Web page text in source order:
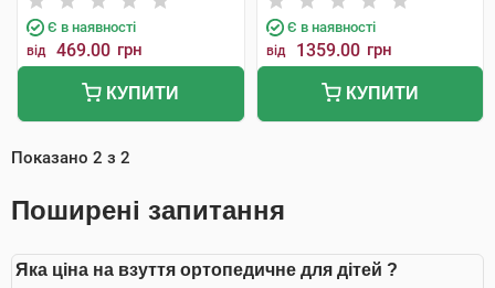
Є в наявності
від 469.00 грн
КУПИТИ
Є в наявності
від 1359.00 грн
КУПИТИ
Показано 2 з 2
Поширені запитання
Яка ціна на взуття ортопедичне для дітей ?